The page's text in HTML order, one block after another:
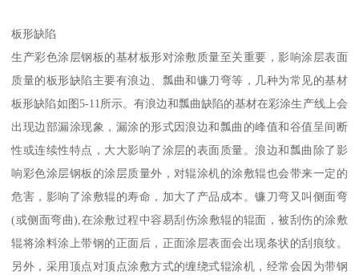
板形缺陷
生产彩色涂层钢板的基材板形对涂敷质量至关重要，影响涂层表面
质量的板形缺陷主要有浪边、瓢曲和镰刀弯等，几种为常见的基材
板形缺陷如图5-11所示。有浪边和瓢曲缺陷的基材在彩涂生产线上会
出现边部漏涂现象，漏涂的形式因浪边和瓢曲的峰值和谷值呈间断
性或连续性特点，大大影响了涂层的表面质量。浪边和瓢曲除了影
响彩色涂层钢板的涂层质量外，对辊涂机的涂敷辊也会带来一定的
危害，影响了涂敷辊的寿命，加大了产品成本。镰刀弯又叫侧面弯
(或侧面弯曲),在涂敷过程中容易刮伤涂敷辊的辊面，被刮伤的涂敷
辊将涂料涂上带钢的正面后，正面涂层表面会出现条状的刮痕纹。
另外，采用顶点对顶点涂敷方式的缠绕式辊涂机，经常会因为带钢